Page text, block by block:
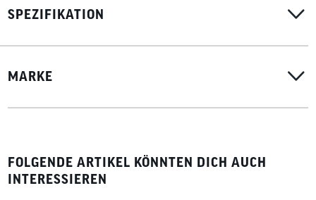
Recyceltes Polyester aus PET-Flaschen
SPEZIFIKATION
MARKE
FOLGENDE ARTIKEL KÖNNTEN DICH AUCH
INTERESSIEREN